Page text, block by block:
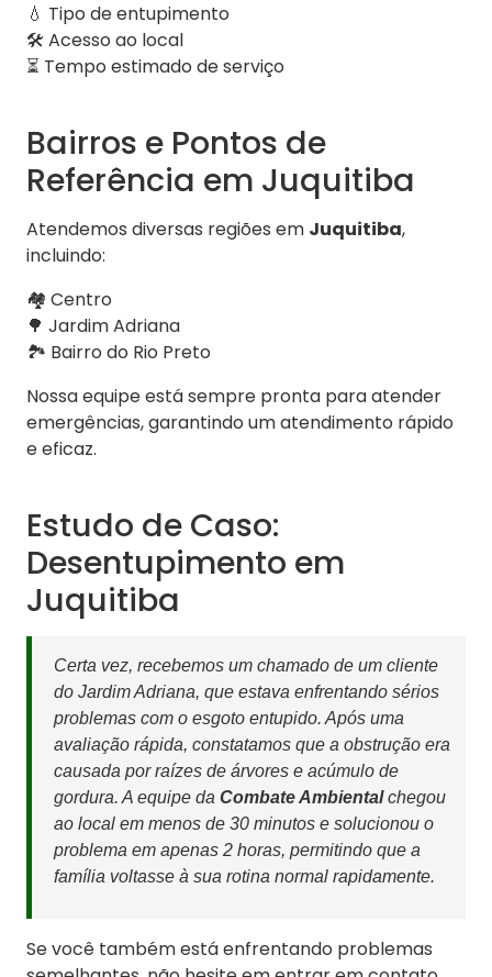
💧 Tipo de entupimento
🛠️ Acesso ao local
⏳ Tempo estimado de serviço
Bairros e Pontos de
Referência em Juquitiba
Atendemos diversas regiões em Juquitiba,
incluindo:
🏘️ Centro
🌳 Jardim Adriana
🏞️ Bairro do Rio Preto
Nossa equipe está sempre pronta para atender
emergências, garantindo um atendimento rápido
e eficaz.
Estudo de Caso:
Desentupimento em
Juquitiba
Certa vez, recebemos um chamado de um cliente
do Jardim Adriana, que estava enfrentando sérios
problemas com o esgoto entupido. Após uma
avaliação rápida, constatamos que a obstrução era
causada por raízes de árvores e acúmulo de
gordura. A equipe da Combate Ambientalchegou
ao local em menos de 30 minutos e solucionou o
problema em apenas 2 horas, permitindo que a
família voltasse à sua rotina normal rapidamente.
Se você também está enfrentando problemas